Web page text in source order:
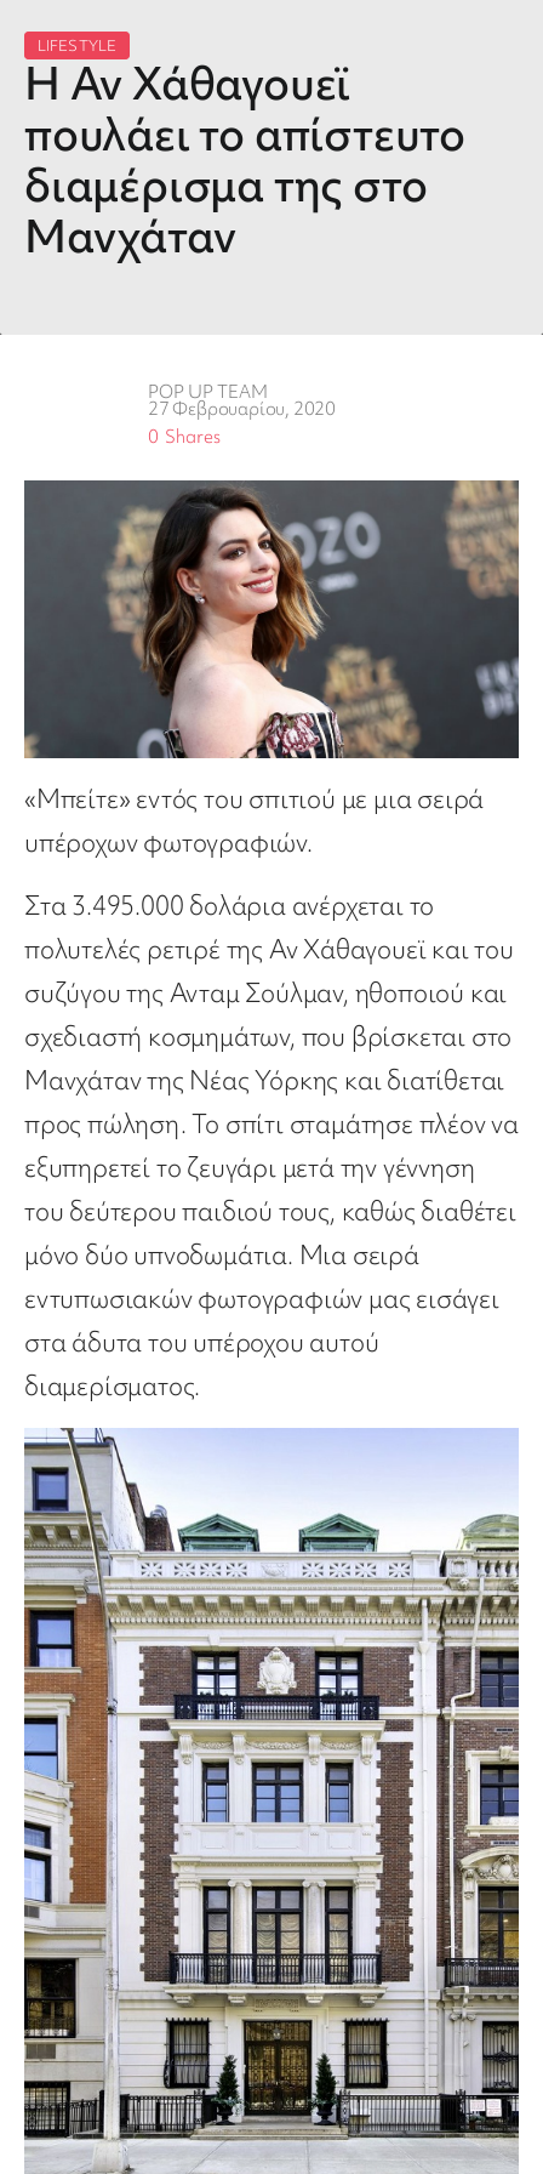
LIFESTYLE
Η Αν Χάθαγουεϊ
πουλάει το απίστευτο
διαμέρισμα της στο
Μανχάταν
POP UP TEAM
27 Φεβρουαρίου, 2020
Shares
0
«Μπείτε» εντός του σπιτιού με μια σειρά
υπέροχων φωτογραφιών.
Στα 3.495.000 δολάρια ανέρχεται το
πολυτελές ρετιρέ της Αν Χάθαγουεϊ και του
συζύγου της Ανταμ Σούλμαν, ηθοποιού και
σχεδιαστή κοσμημάτων, που βρίσκεται στο
Μανχάταν της Νέας Υόρκης και διατίθεται
προς πώληση. Το σπίτι σταμάτησε πλέον να
εξυπηρετεί το ζευγάρι μετά την γέννηση
του δεύτερου παιδιού τους, καθώς διαθέτει
μόνο δύο υπνοδωμάτια. Μια σειρά
εντυπωσιακών φωτογραφιών μας εισάγει
στα άδυτα του υπέροχου αυτού
διαμερίσματος.